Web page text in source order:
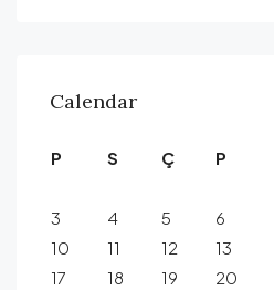
Calendar
P S Ç P
3
4 5 6
10
11 12 13
17
18 19 20